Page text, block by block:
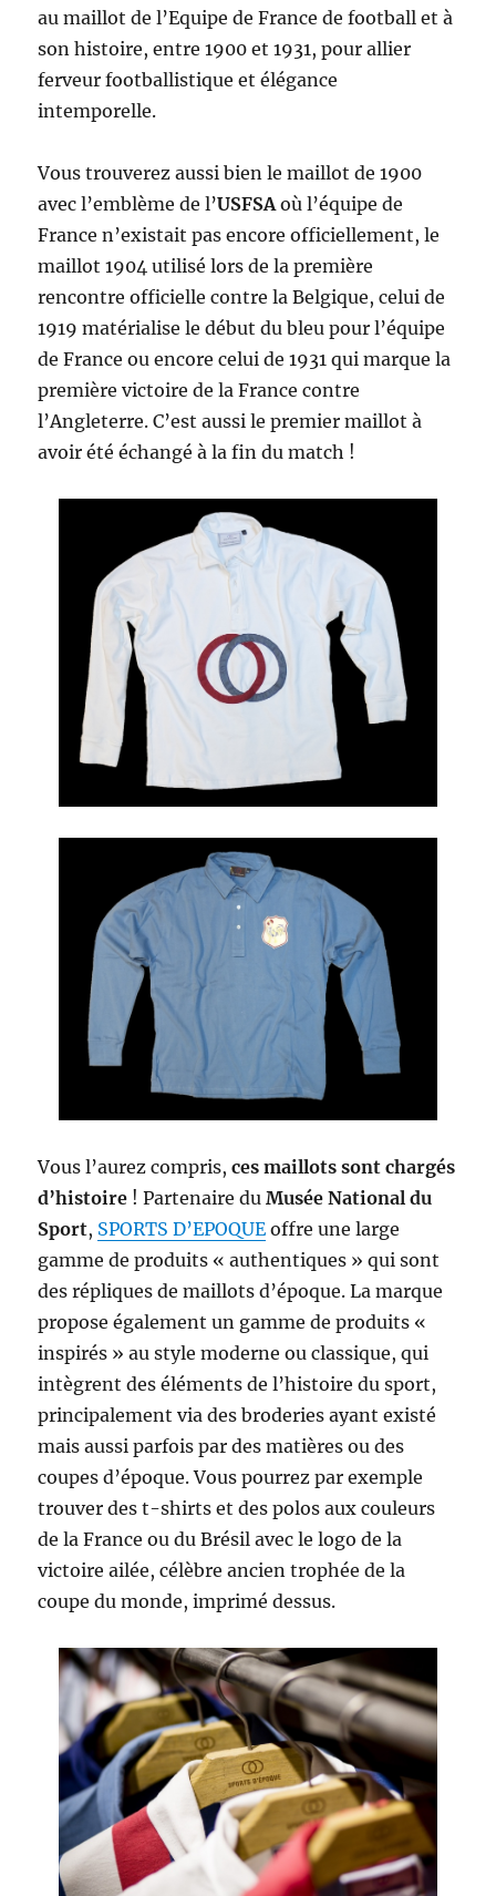
au maillot de l’Equipe de France de football et à
son histoire, entre 1900 et 1931, pour allier
ferveur footballistique et élégance
intemporelle.
Vous trouverez aussi bien le maillot de 1900
avec l’emblème de l’USFSAoù l’équipe de
France n’existait pas encore officiellement, le
maillot 1904 utilisé lors de la première
rencontre officielle contre la Belgique, celui de
1919 matérialise le début du bleu pour l’équipe
de France ou encore celui de 1931 qui marque la
première victoire de la France contre
l’Angleterre. C’est aussi le premier maillot à
avoir été échangé à la fin du match !
Vous l’aurez compris,ces maillots sont chargés
d’histoire ! Partenaire duMusée National du
Sport, SPORTS D’EPOQUE offre une large
gamme de produits « authentiques » qui sont
des répliques de maillots d’époque. La marque
propose également un gamme de produits «
inspirés » au style moderne ou classique, qui
intègrent des éléments de l’histoire du sport,
principalement via des broderies ayant existé
mais aussi parfois par des matières ou des
coupes d’époque. Vous pourrez par exemple
trouver des t-shirts et des polos aux couleurs
de la France ou du Brésil avec le logo de la
victoire ailée, célèbre ancien trophée de la
coupe du monde, imprimé dessus.